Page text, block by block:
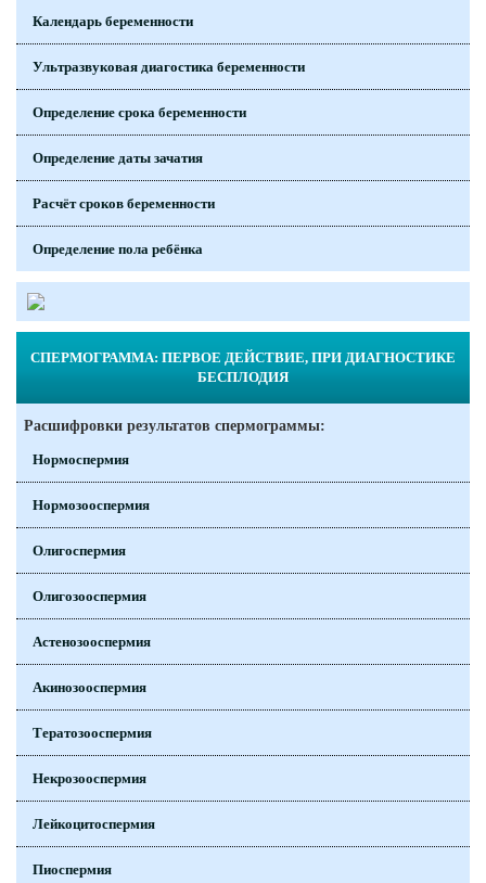
Календарь беременности
Ультразвуковая диагостика беременности
Определение срока беременности
Определение даты зачатия
Расчёт сроков беременности
Определение пола ребёнка
СПЕРМОГРАММА: ПЕРВОЕ ДЕЙСТВИЕ, ПРИ ДИАГНОСТИКЕ
БЕСПЛОДИЯ
Расшифровки результатов спермограммы:
Нормоспермия
Нормозооспермия
Олигоспермия
Олигозооспермия
Астенозооспермия
Акинозооспермия
Тератозооспермия
Некрозооспермия
Лейкоцитоспермия
Пиоспермия